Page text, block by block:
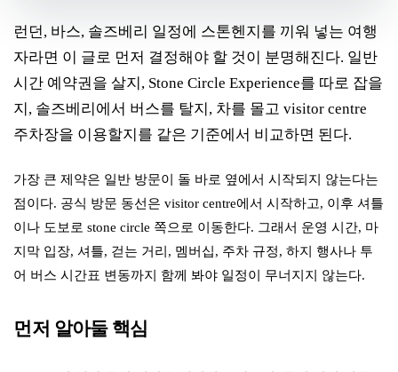
런던, 바스, 솔즈베리 일정에 스톤헨지를 끼워 넣는 여행
자라면 이 글로 먼저 결정해야 할 것이 분명해진다. 일반
시간 예약권을 살지, Stone Circle Experience를 따로 잡을
지, 솔즈베리에서 버스를 탈지, 차를 몰고 visitor centre
주차장을 이용할지를 같은 기준에서 비교하면 된다.
가장 큰 제약은 일반 방문이 돌 바로 옆에서 시작되지 않는다는
점이다. 공식 방문 동선은 visitor centre에서 시작하고, 이후 셔틀
이나 도보로 stone circle 쪽으로 이동한다. 그래서 운영 시간, 마
지막 입장, 셔틀, 걷는 거리, 멤버십, 주차 규정, 하지 행사나 투
어 버스 시간표 변동까지 함께 봐야 일정이 무너지지 않는다.
먼저 알아둘 핵심